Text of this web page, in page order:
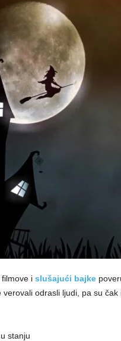
i slušajući bajke
odrasli ljudi, pa su
stanju